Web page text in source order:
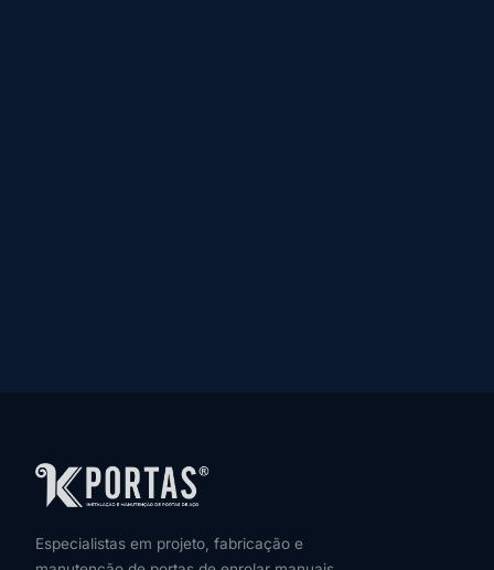
Especialistas em projeto, fabricação e